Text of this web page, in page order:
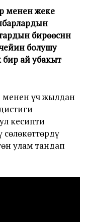
менен жеке
бирөөсүнүн
болушу
бир ай убакыт
менен үч жылдан
кесипти
улам тандап